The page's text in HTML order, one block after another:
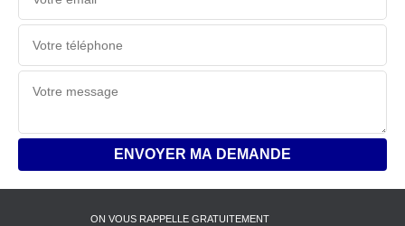
ON VOUS RAPPELLE GRATUITEMENT